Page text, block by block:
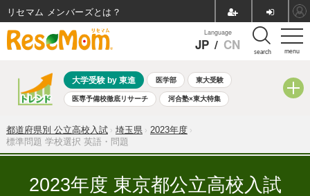
menu
Language
JP / CN search
大学受験 by 東進 医学部 東大受験
医専予備校徹底リサーチ 河合塾×東大特集
共通テスト 夏休み 8月開催学校説明会・相談会
8月開催イベント・WS 全国公立高校 過去問 人気記事
ランキング
都道府県別 公立高校入試 埼玉県
2023年度
標準問題 学校選択 英語・問題
2023年度 東京都公立高校入試
リセマム メンバーズ